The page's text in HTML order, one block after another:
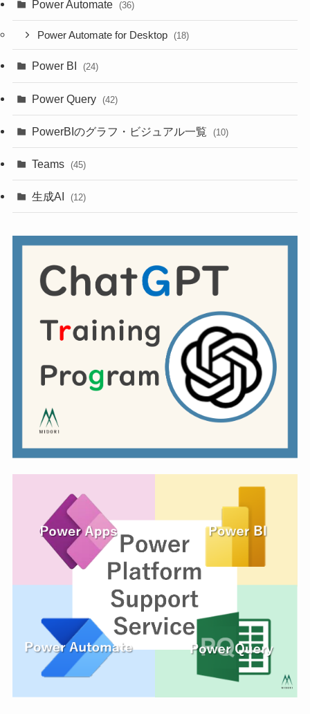
Power Automate (36)
Power Automate for Desktop (18)
Power BI (24)
Power Query (42)
PowerBIのグラフ・ビジュアル一覧 (10)
Teams (45)
生成AI (12)